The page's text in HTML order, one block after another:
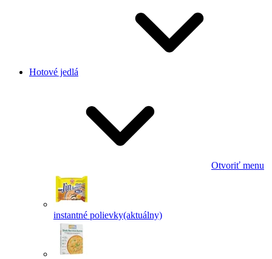
Hotové jedlá
Otvoriť menu
instantné polievky(aktuálny)